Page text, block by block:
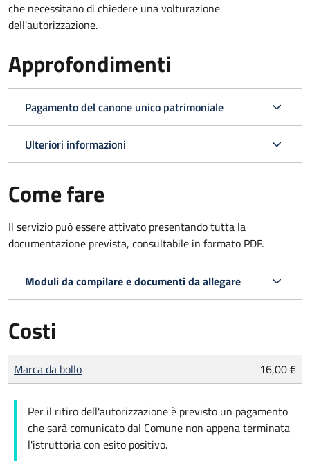
che necessitano di chiedere una volturazione
dell'autorizzazione.
Approfondimenti
Pagamento del canone unico patrimoniale
Ulteriori informazioni
Come fare
Il servizio può essere attivato presentando tutta la
documentazione prevista, consultabile in formato PDF.
Moduli da compilare e documenti da allegare
Costi
Tipo di pagamento
Importo
Marca da bollo 16,00 €
Per il ritiro dell'autorizzazione è previsto un pagamento
che sarà comunicato dal Comune non appena terminata
l'istruttoria con esito positivo.